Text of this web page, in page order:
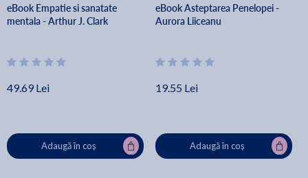
eBook Empatie si sanatate
mentala - Arthur J. Clark
49.69 Lei
Adaugă în coș
eBook Asteptarea Penelopei -
Aurora Liiceanu
19.55 Lei
Adaugă în coș